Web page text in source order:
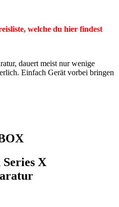
welche du hier findest
dauert meist nur wenige
Einfach Gerät vorbei bringen
X